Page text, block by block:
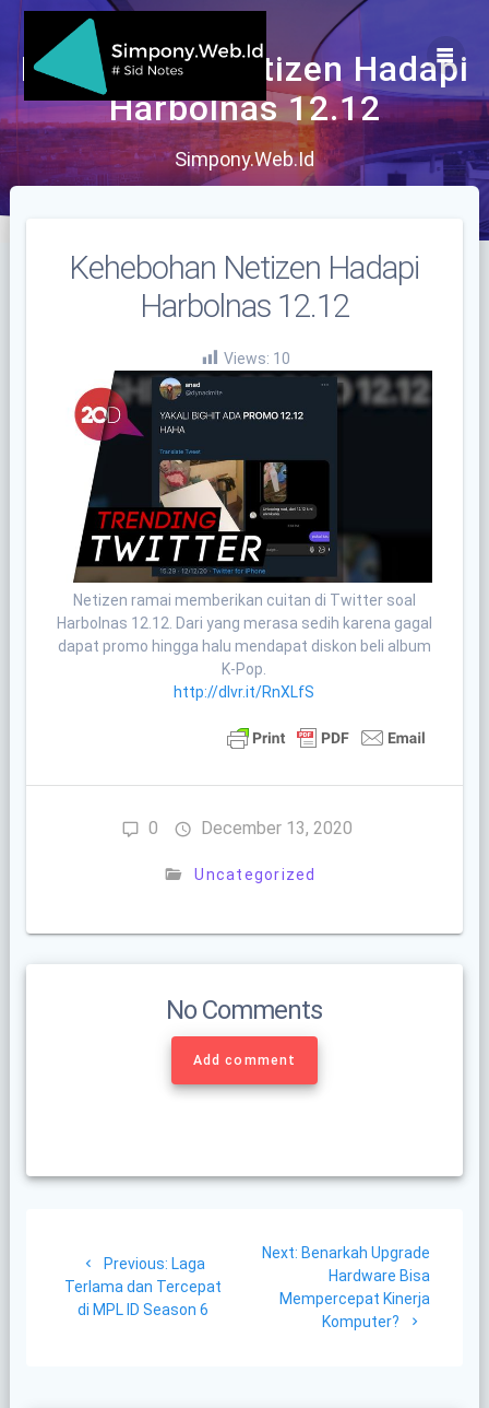
Skip
content
Kehebohan Netizen Hadapi
Harbolnas 12.12
Simpony.Web.Id
Kehebohan Netizen Hadapi
Harbolnas 12.12
Views: 10
Netizen ramai memberikan cuitan di Twitter soal
Harbolnas 12.12. Dari yang merasa sedih karena gagal
dapat promo hingga halu mendapat diskon beli album
K-Pop.
http://dlvr.it/RnXLfS
0 December 13, 2020
Uncategorized
No Comments
Add comment
navigation
Previous: Previous
post:
Laga
Terlama dan Tercepat
di MPL ID Season 6
Next: Next
post:
Benarkah Upgrade
Hardware Bisa
Mempercepat Kinerja
Komputer?